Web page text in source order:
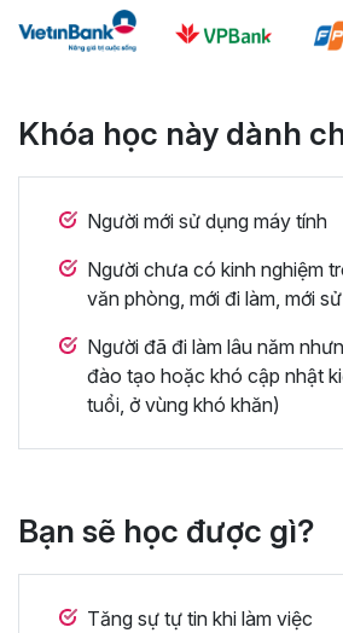
Khóa học này dành
Người mới sử dụng máy tính
Người chưa có kinh nghiệm
văn phòng, mới đi làm, mới
Người đã đi làm lâu năm
đào tạo hoặc khó cập nhật
tuổi, ở vùng khó khăn)
Bạn sẽ học được gì?
Tăng sự tự tin khi làm việc